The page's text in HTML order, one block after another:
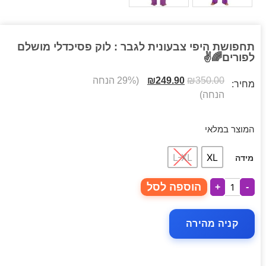
תחפושת היפי צבעונית לגבר : לוק פסיכדלי מושלם
לפורים🌈✌️
מחיר: ₪350.00
₪249.90
(29% הנחה
הנחה)
המוצר במלאי
מידה XL
L-XL
-
+ הוספה לסל
קניה מהירה